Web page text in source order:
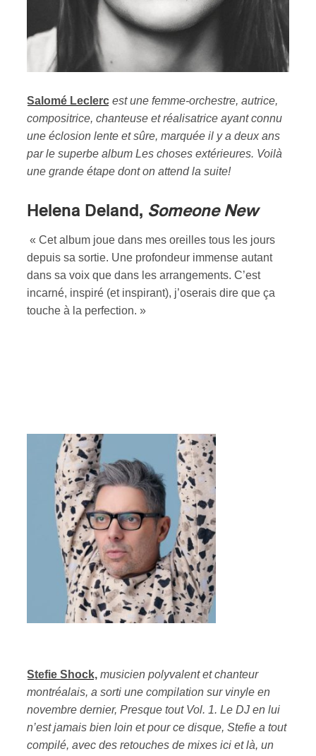
Salomé Leclerc est une femme-orchestre, autrice,
compositrice, chanteuse et réalisatrice ayant connu
une éclosion lente et sûre, marquée il y a deux ans
par le superbe album Les choses extérieures. Voilà
une grande étape dont on attend la suite!
Helena Deland, Someone New
« Cet album joue dans mes oreilles tous les jours
depuis sa sortie. Une profondeur immense autant
dans sa voix que dans les arrangements. C’est
incarné, inspiré (et inspirant), j’oserais dire que ça
touche à la perfection. »
Stefie Shock, musicien polyvalent et chanteur
montréalais, a sorti une compilation sur vinyle en
novembre dernier, Presque tout Vol. 1. Le DJ en lui
n’est jamais bien loin et pour ce disque, Stefie a tout
compilé, avec des retouches de mixes ici et là, un